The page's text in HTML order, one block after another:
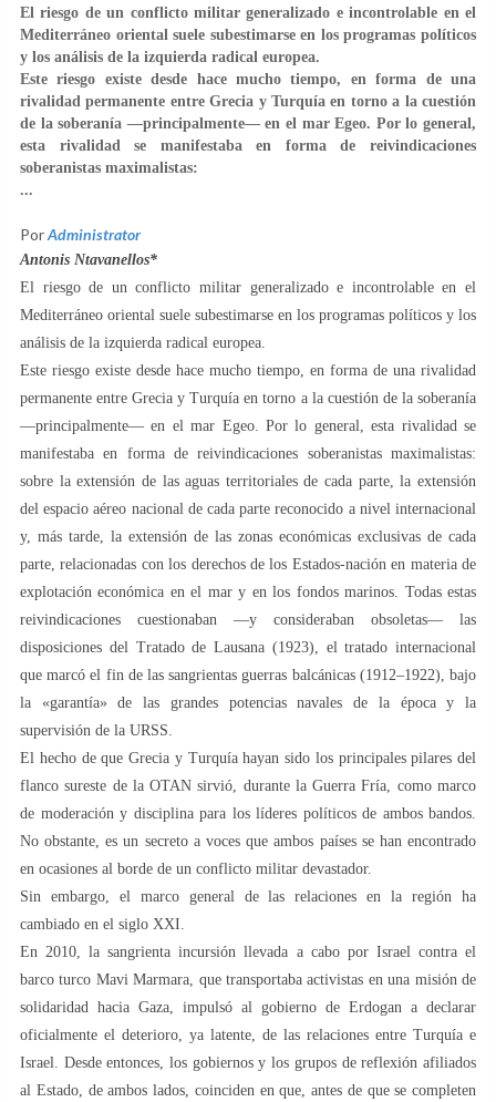
El riesgo de un conflicto militar generalizado e incontrolable en el
Mediterráneo oriental suele subestimarse en los programas políticos
y los análisis de la izquierda radical europea.
Este riesgo existe desde hace mucho tiempo, en forma de una
rivalidad permanente entre Grecia y Turquía en torno a la cuestión
de la soberanía —principalmente— en el mar Egeo. Por lo general,
esta rivalidad se manifestaba en forma de reivindicaciones
soberanistas maximalistas:
...
PorAdministrator
Antonis Ntavanellos*
El riesgo de un conflicto militar generalizado e incontrolable en el
Mediterráneo oriental suele subestimarse en los programas políticos y los
análisis de la izquierda radical europea.
Este riesgo existe desde hace mucho tiempo, en forma de una rivalidad
permanente entre Grecia y Turquía en torno a la cuestión de la soberanía
—principalmente— en el mar Egeo. Por lo general, esta rivalidad se
manifestaba en forma de reivindicaciones soberanistas maximalistas:
sobre la extensión de las aguas territoriales de cada parte, la extensión
del espacio aéreo nacional de cada parte reconocido a nivel internacional
y, más tarde, la extensión de las zonas económicas exclusivas de cada
parte, relacionadas con los derechos de los Estados-nación en materia de
explotación económica en el mar y en los fondos marinos. Todas estas
reivindicaciones cuestionaban —y consideraban obsoletas— las
disposiciones del Tratado de Lausana (1923), el tratado internacional
que marcó el fin de las sangrientas guerras balcánicas (1912–1922), bajo
la «garantía» de las grandes potencias navales de la época y la
supervisión de la URSS.
El hecho de que Grecia y Turquía hayan sido los principales pilares del
flanco sureste de la OTAN sirvió, durante la Guerra Fría, como marco
de moderación y disciplina para los líderes políticos de ambos bandos.
No obstante, es un secreto a voces que ambos países se han encontrado
en ocasiones al borde de un conflicto militar devastador.
Sin embargo, el marco general de las relaciones en la región ha
cambiado en el siglo XXI.
En 2010, la sangrienta incursión llevada a cabo por Israel contra el
barco turco Mavi Marmara, que transportaba activistas en una misión de
solidaridad hacia Gaza, impulsó al gobierno de Erdogan a declarar
oficialmente el deterioro, ya latente, de las relaciones entre Turquía e
Israel. Desde entonces, los gobiernos y los grupos de reflexión afiliados
al Estado, de ambos lados, coinciden en que, antes de que se completen